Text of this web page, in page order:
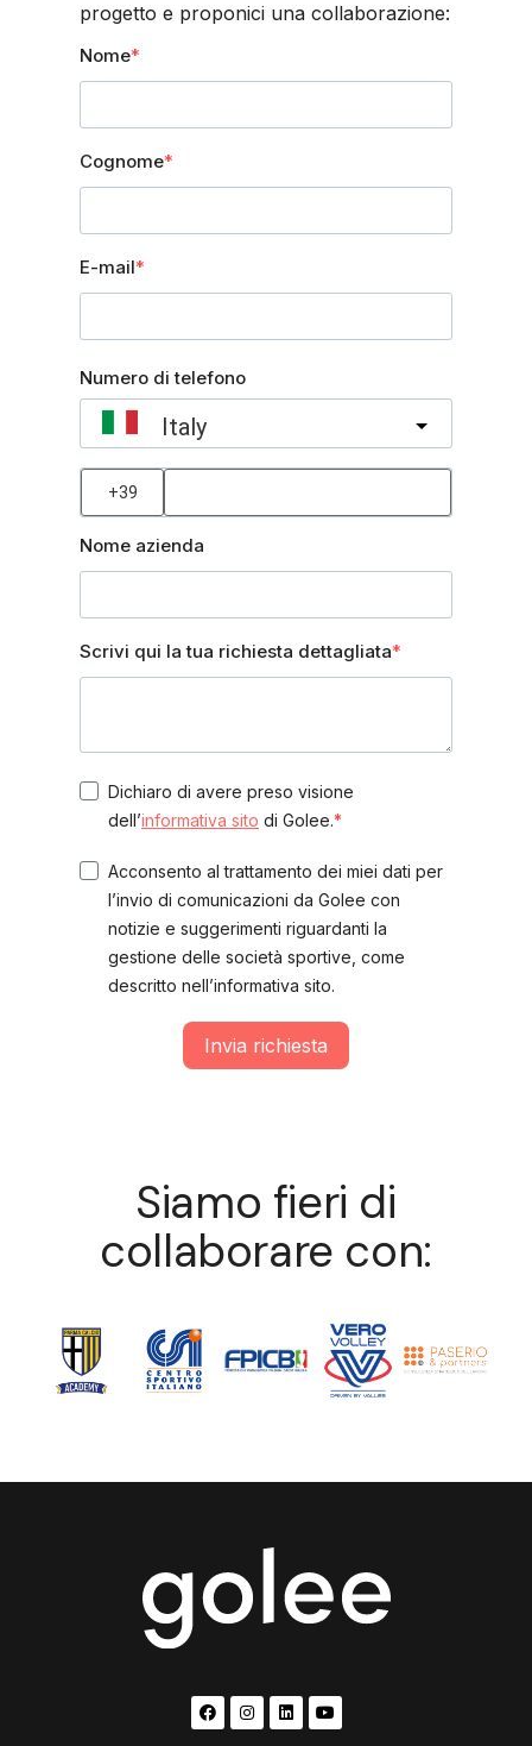
progetto e proponici una collaborazione:
Nome
Cognome
E-mail
Numero di telefono
Italy
Nome azienda
Scrivi qui la tua richiesta dettagliata
Dichiaro di avere preso visione
dell’informativa sito di Golee.
Acconsento al trattamento dei miei dati per
l’invio di comunicazioni da Golee con
notizie e suggerimenti riguardanti la
gestione delle società sportive, come
descritto nell’informativa sito.
Invia richiesta
Siamo fieri di
collaborare con: